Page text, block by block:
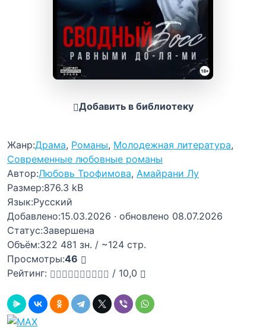
Добавить в библиотеку
Жанр:Драма, Романы, Молодежная литература,
Современные любовные романы
Автор:Любовь Трофимова, Амайрани Лу
Размер:876.3 kB
Язык:Русский
Добавлено:15.03.2026 · обновлено 08.07.2026
Статус:Завершена
Объём:322 481 зн. / ~124 стр.
Просмотры:46
Рейтинг:
/ 10,0